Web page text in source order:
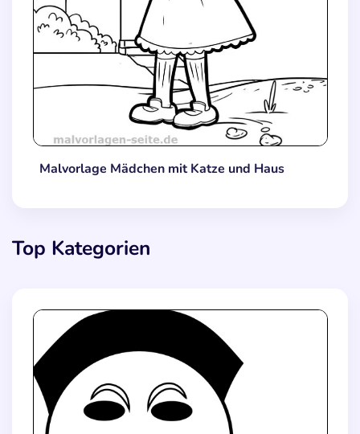
Malvorlage Mädchen mit Katze und Haus
Top Kategorien